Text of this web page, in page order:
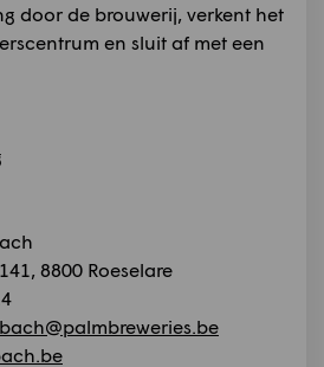
door de brouwerij, verkent het
en sluit af met een
8800 Roeselare